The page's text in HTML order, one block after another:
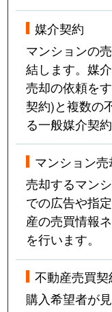
媒介契約
マンションの
結します。媒
売却の依頼を
契約)と複数の
る一般媒介契
マンション
売却するマン
での広告や指
産の売買情報
を行います。
不動産売買契
購入希望者が